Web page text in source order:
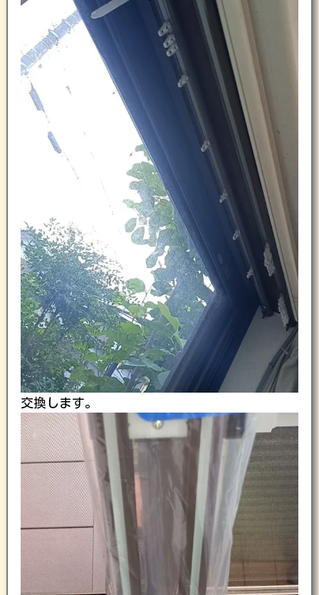
交換します。